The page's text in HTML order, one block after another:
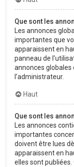
Que sont les
Les annonces
importantes que
apparaissent en
panneau de
annonces
l’administrateur.
Haut
Que sont les
Les annonces
importantes
doivent être lues
apparaissent en
elles sont